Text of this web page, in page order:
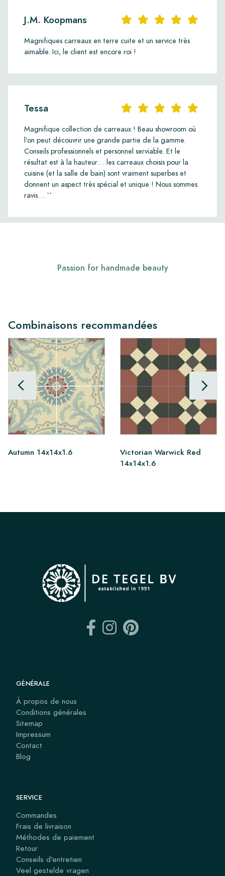
J.M. Koopmans
Magnifiques carreaux en terre cuite et un service très
aimable. Ici, le client est encore roi !
Tessa
Magnifique collection de carreaux ! Beau showroom où
l’on peut découvrir une grande partie de la gamme.
Conseils professionnels et personnel serviable. Et le
résultat est à la hauteur… les carreaux choisis pour la
cuisine (et la salle de bain) sont vraiment superbes et
donnent un aspect très spécial et unique ! Nous sommes
ravis… ``
Passion for handmade beauty
Combinaisons recommandées
Autumn 14x14x1.6
Victorian Warwick Red
14x14x1.6
GÉNÉRALE
À propos de nous
Conditions générales
Sitemap
Impressum
Contact
Blog
SERVICE
Commandes
Frais de livraison
Méthodes de paiement
Retour
Conseils d'entretien
Veel gestelde vragen